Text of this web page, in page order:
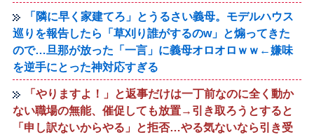
「隣に早く家建てろ」とうるさい義母。モデルハウス
巡りを報告したら「草刈り誰がするのw」と煽ってきた
ので…旦那が放った「一言」に義母オロオロｗｗ←嫌味
を逆手にとった神対応すぎる
「やりますよ！」と返事だけは一丁前なのに全く動か
ない職場の無能、催促しても放置→引き取ろうとすると
「申し訳ないからやる」と拒否…やる気ないなら引き受